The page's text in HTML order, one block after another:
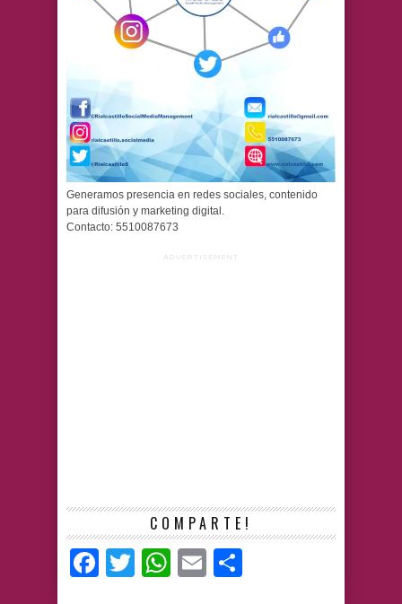
Generamos presencia en redes sociales, contenido
para difusión y marketing digital.
Contacto: 5510087673
ADVERTISEMENT
COMPARTE!
Facebook
TwitterWhatsApp
Email